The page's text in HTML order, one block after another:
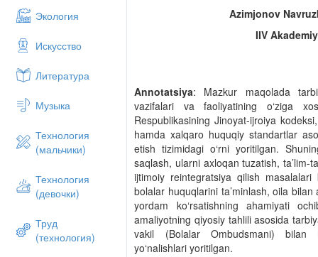
Экология
Искусство
Литература
Музыка
Технология
(мальчики)
Технология
(девочки)
Труд
(технология)
Azimjonov
IIV
Annotatsiya: Mazkur maqolada
vazifalari va faoliyatining o‘ziga
Respublikasining Jinoyat-ijroiya
hamda xalqaro huquqiy standartlar
etish tizimidagi o‘rni yoritilgan.
saqlash, ularni axloqan tuzatish, ta’lim-
ijtimoiy reintegratsiya qilish masalalari
bolalar huquqlarini ta’minlash, oila
yordam ko‘rsatishning ahamiyati
amaliyotning qiyosiy tahlili asosida
vakil (Bolalar Ombudsmani) bilan
yo‘nalishlari yoritilgan.